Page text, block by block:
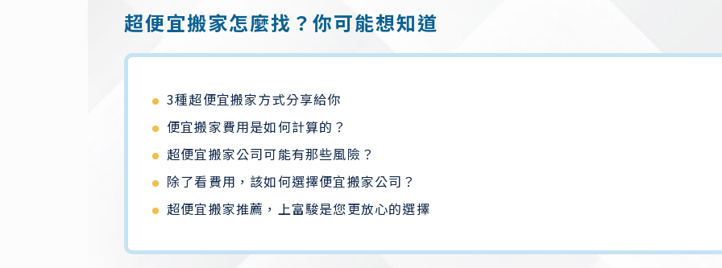
超便宜搬家怎麼找？你可能想知道
3種超便宜搬家方式分享給你
便宜搬家費用是如何計算的？
超便宜搬家公司可能有那些風險？
除了看費用，該如何選擇便宜搬家公司？
超便宜搬家推薦，上富駿是您更放心的選擇